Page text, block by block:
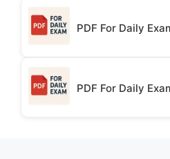
PDF For Daily
PDF For Daily